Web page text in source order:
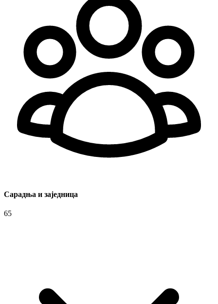
Сарадња и заједница
65